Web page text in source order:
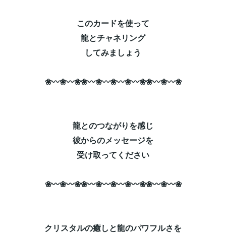
このカードを使って
龍とチャネリング
してみましょう
❀〰❀〰❀❀〰❀〰❀〰❀〰❀❀〰❀〰❀
龍とのつながりを感じ
彼からのメッセージを
受け取ってください
❀〰❀〰❀❀〰❀〰❀〰❀〰❀❀〰❀〰❀
クリスタルの癒しと龍のパワフルさを